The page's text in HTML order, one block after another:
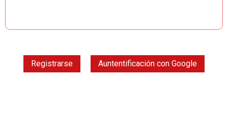
Registrarse Auntentificación con Google